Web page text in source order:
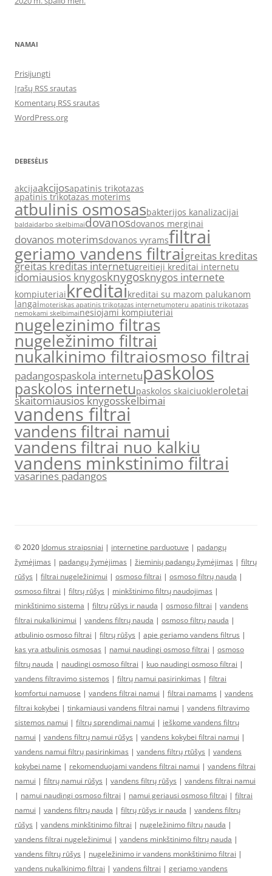
NAMAI
Prisijungti
Įrašų RSS srautas
Komentarų RSS srautas
WordPress.org
DEBESĖLIS
akcijaakcijosapatinis trikotazas
apatinis trikotazas moterims
atbulinis osmosasbakterijos kanalizacijai
baldaidarbo skelbimaidovanosdovanos merginai
dovanos moterimsdovanos vyramsfiltrai
geriamo vandens filtraigreitas kreditas
greitas kreditas internetugreitieji kreditai internetu
idomiausios knygosknygosknygos internete
kompiuteriaikreditaikreditai su mazom palukanom
langaimoteriskas apatinis trikotazas internetumoteru apatinis trikotazas
nemokami skelbimainesiojami kompiuteriai
nugelezinimo filtras
nugeležinimo filtrai
nukalkinimo filtraiosmoso filtrai
padangospaskola internetupaskolos
paskolos internetupaskolos skaiciuokleroletai
skaitomiausios knygosskelbimai
vandens filtrai
vandens filtrai namui
vandens filtrai nuo kalkiu
vandens minkstinimo filtrai
vasarines padangos
© 2020 Idomus straipsniai | internetine parduotuve | padangų
žymėjimas | padangų žymėjimas | žieminių padangų žymėjimas | filtrų
rūšys | filtrai nugeležinimui | osmoso filtrai | osmoso filtrų nauda |
osmoso filtrai | filtrų rūšys | minkštinimo filtrų naudojimas |
minkštinimo sistema | filtrų rūšys ir nauda | osmoso filtrai | vandens
filtrai nukalkinimui | vandens filtrų nauda | osmoso filtrų nauda |
atbulinio osmoso filtrai | filtrų rūšys | apie geriamo vandens filtrus |
kas yra atbulinis osmosas | namui naudingi osmoso filtrai | osmoso
filtrų nauda | naudingi osmoso filtrai | kuo naudingi osmoso filtrai |
vandens filtravimo sistemos | filtrų namui pasirinkimas | filtrai
komfortui namuose | vandens filtrai namui | filtrai namams | vandens
filtrai kokybei | tinkamiausi vandens filtrai namui | vandens filtravimo
sistemos namui | filtrų sprendimai namui | ieškome vandens filtrų
namui | vandens filtrų namui rūšys | vandens kokybei filtrai namui |
vandens namui filtrų pasirinkimas | vandens filtrų rtūšys | vandens
kokybei name | rekomenduojami vandens filtrai namui | vandens filtrai
namui | filtrų namui rūšys | vandens filtrų rūšys | vandens filtrai namui
| namui naudingi osmoso filtrai | namui geriausi osmoso filtrai | filtrai
namui | vandens filtrų nauda | filtrų rūšys ir nauda | vandens filtrų
rūšys | vandens minkštinimo filtrai | nugeležinimo filtrų nauda |
vandens filtrai nugeležinimui | vandens minkštinimo filtrų nauda |
vandens filtrų rūšys | nugeležinimo ir vandens monkštinimo filtrai |
vandens nukalkinimo filtrai | vandens filtrai | geriamo vandens